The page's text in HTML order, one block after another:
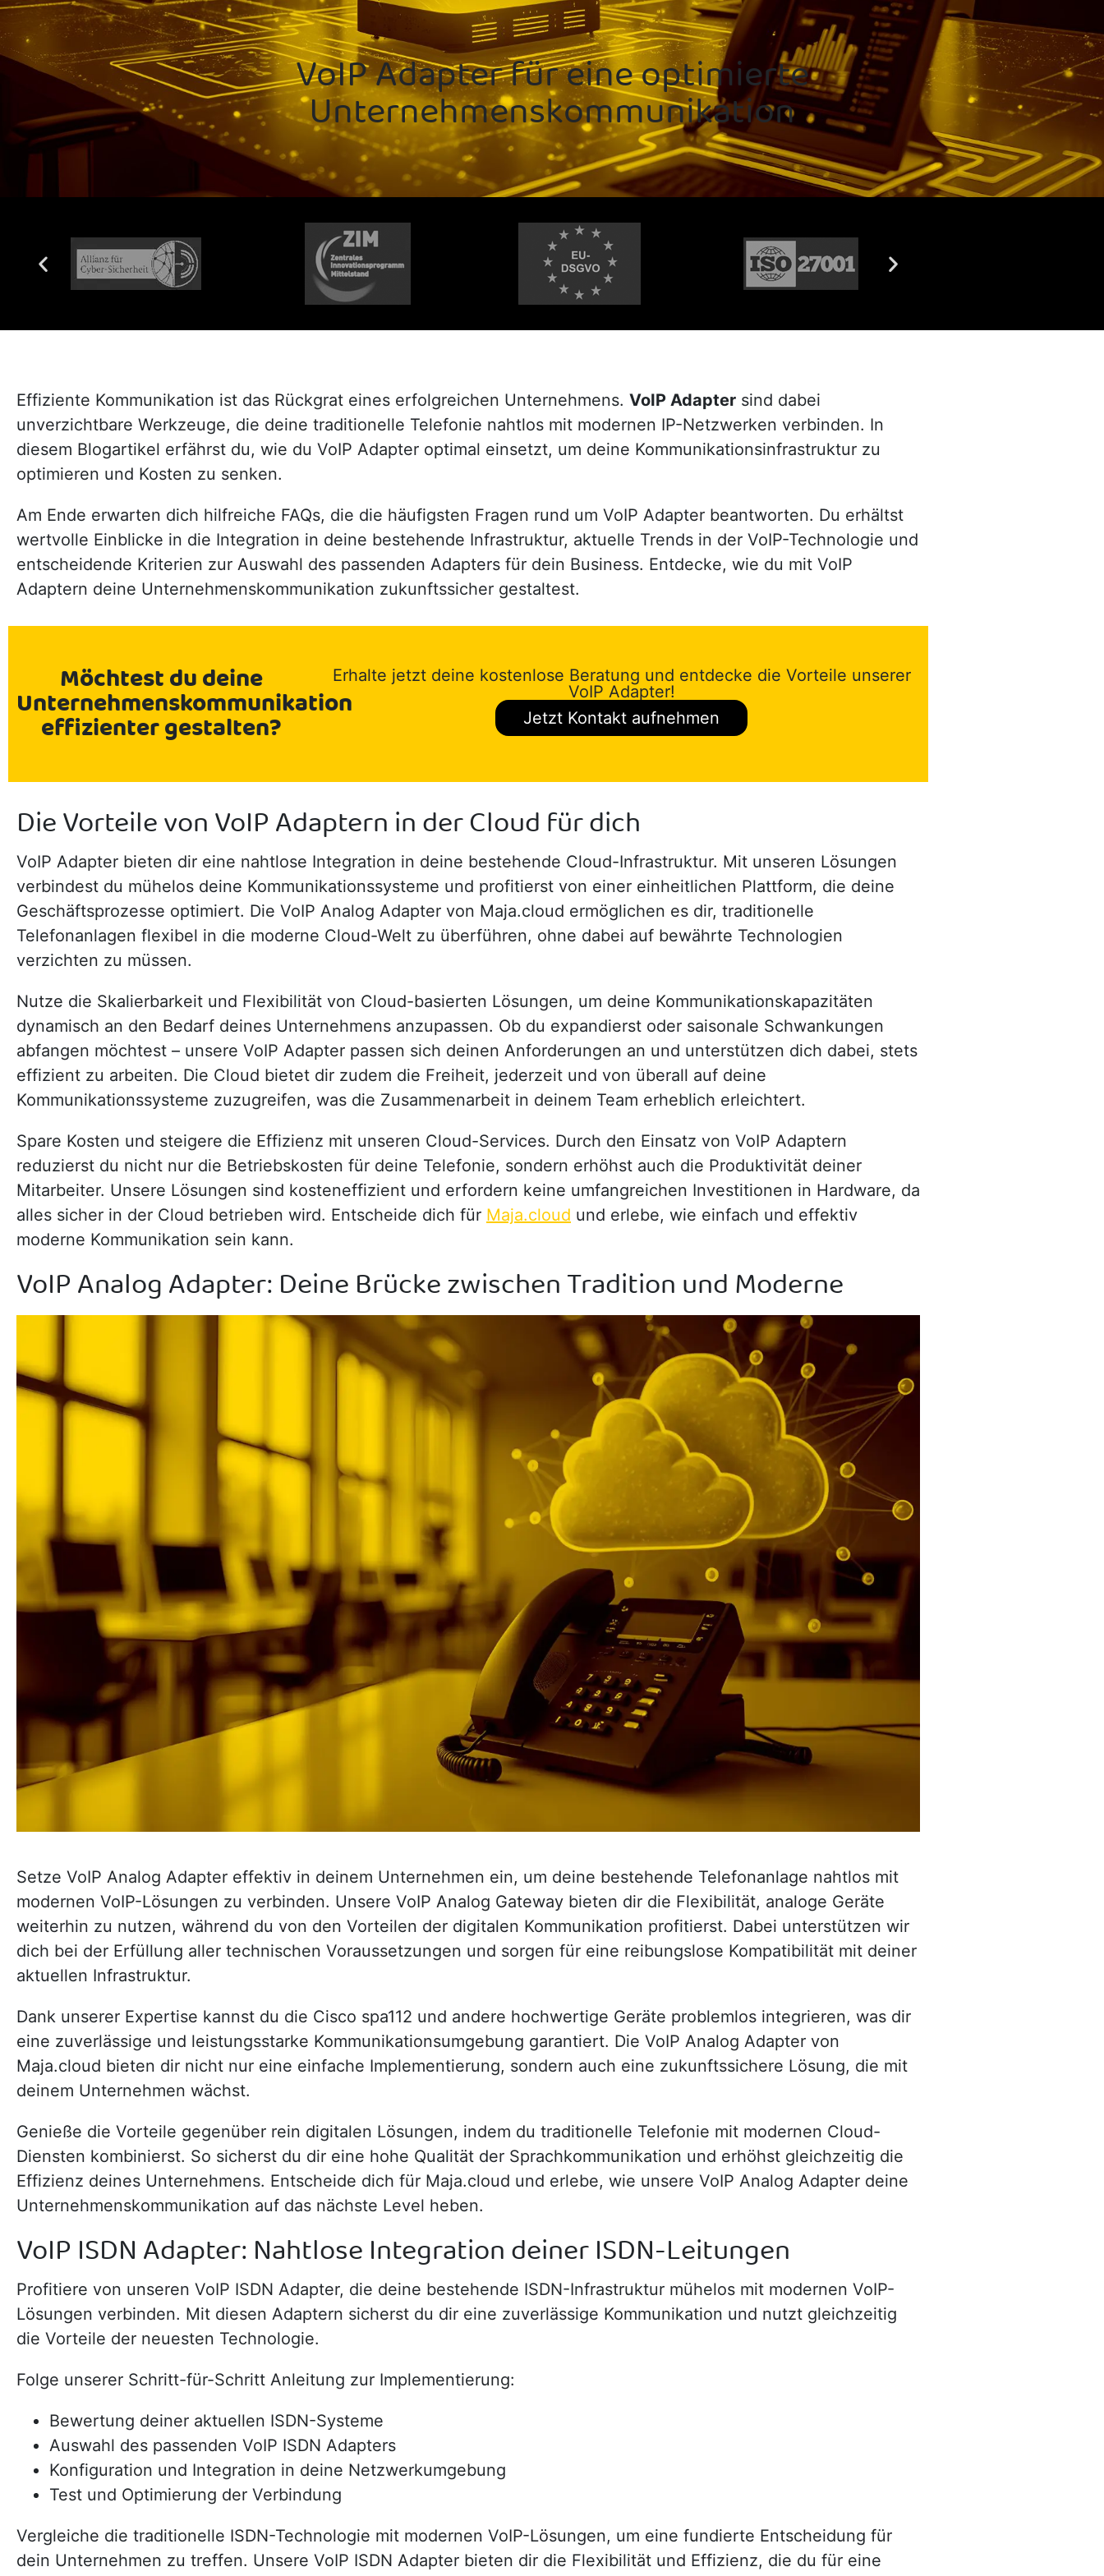
VoIP Adapter für eine optimierte
Unternehmenskommunikation
Effiziente Kommunikation ist das Rückgrat eines erfolgreichen Unternehmens. VoIP Adapter sind dabei
unverzichtbare Werkzeuge, die deine traditionelle Telefonie nahtlos mit modernen IP-Netzwerken verbinden. In
diesem Blogartikel erfährst du, wie du VoIP Adapter optimal einsetzt, um deine Kommunikationsinfrastruktur zu
optimieren und Kosten zu senken.
Am Ende erwarten dich hilfreiche FAQs, die die häufigsten Fragen rund um VoIP Adapter beantworten. Du erhältst
wertvolle Einblicke in die Integration in deine bestehende Infrastruktur, aktuelle Trends in der VoIP-Technologie und
entscheidende Kriterien zur Auswahl des passenden Adapters für dein Business. Entdecke, wie du mit VoIP
Adaptern deine Unternehmenskommunikation zukunftssicher gestaltest.
Möchtest du deine
Unternehmenskommunikation
effizienter gestalten?
Erhalte jetzt deine kostenlose Beratung und entdecke die Vorteile unserer
VoIP Adapter!
Jetzt Kontakt aufnehmen
Die Vorteile von VoIP Adaptern in der Cloud für dich
VoIP Adapter bieten dir eine nahtlose Integration in deine bestehende Cloud-Infrastruktur. Mit unseren Lösungen
verbindest du mühelos deine Kommunikationssysteme und profitierst von einer einheitlichen Plattform, die deine
Geschäftsprozesse optimiert. Die VoIP Analog Adapter von Maja.cloud ermöglichen es dir, traditionelle
Telefonanlagen flexibel in die moderne Cloud-Welt zu überführen, ohne dabei auf bewährte Technologien
verzichten zu müssen.
Nutze die Skalierbarkeit und Flexibilität von Cloud-basierten Lösungen, um deine Kommunikationskapazitäten
dynamisch an den Bedarf deines Unternehmens anzupassen. Ob du expandierst oder saisonale Schwankungen
abfangen möchtest – unsere VoIP Adapter passen sich deinen Anforderungen an und unterstützen dich dabei, stets
effizient zu arbeiten. Die Cloud bietet dir zudem die Freiheit, jederzeit und von überall auf deine
Kommunikationssysteme zuzugreifen, was die Zusammenarbeit in deinem Team erheblich erleichtert.
Spare Kosten und steigere die Effizienz mit unseren Cloud-Services. Durch den Einsatz von VoIP Adaptern
reduzierst du nicht nur die Betriebskosten für deine Telefonie, sondern erhöhst auch die Produktivität deiner
Mitarbeiter. Unsere Lösungen sind kosteneffizient und erfordern keine umfangreichen Investitionen in Hardware, da
alles sicher in der Cloud betrieben wird. Entscheide dich für Maja.cloud und erlebe, wie einfach und effektiv
moderne Kommunikation sein kann.
VoIP Analog Adapter: Deine Brücke zwischen Tradition und Moderne
Setze VoIP Analog Adapter effektiv in deinem Unternehmen ein, um deine bestehende Telefonanlage nahtlos mit
modernen VoIP-Lösungen zu verbinden. Unsere VoIP Analog Gateway bieten dir die Flexibilität, analoge Geräte
weiterhin zu nutzen, während du von den Vorteilen der digitalen Kommunikation profitierst. Dabei unterstützen wir
dich bei der Erfüllung aller technischen Voraussetzungen und sorgen für eine reibungslose Kompatibilität mit deiner
aktuellen Infrastruktur.
Dank unserer Expertise kannst du die Cisco spa112 und andere hochwertige Geräte problemlos integrieren, was dir
eine zuverlässige und leistungsstarke Kommunikationsumgebung garantiert. Die VoIP Analog Adapter von
Maja.cloud bieten dir nicht nur eine einfache Implementierung, sondern auch eine zukunftssichere Lösung, die mit
deinem Unternehmen wächst.
Genieße die Vorteile gegenüber rein digitalen Lösungen, indem du traditionelle Telefonie mit modernen Cloud-
Diensten kombinierst. So sicherst du dir eine hohe Qualität der Sprachkommunikation und erhöhst gleichzeitig die
Effizienz deines Unternehmens. Entscheide dich für Maja.cloud und erlebe, wie unsere VoIP Analog Adapter deine
Unternehmenskommunikation auf das nächste Level heben.
VoIP ISDN Adapter: Nahtlose Integration deiner ISDN-Leitungen
Profitiere von unseren VoIP ISDN Adapter, die deine bestehende ISDN-Infrastruktur mühelos mit modernen VoIP-
Lösungen verbinden. Mit diesen Adaptern sicherst du dir eine zuverlässige Kommunikation und nutzt gleichzeitig
die Vorteile der neuesten Technologie.
Folge unserer Schritt-für-Schritt Anleitung zur Implementierung:
Bewertung deiner aktuellen ISDN-Systeme
Auswahl des passenden VoIP ISDN Adapters
Konfiguration und Integration in deine Netzwerkumgebung
Test und Optimierung der Verbindung
Vergleiche die traditionelle ISDN-Technologie mit modernen VoIP-Lösungen, um eine fundierte Entscheidung für
dein Unternehmen zu treffen. Unsere VoIP ISDN Adapter bieten dir die Flexibilität und Effizienz, die du für eine